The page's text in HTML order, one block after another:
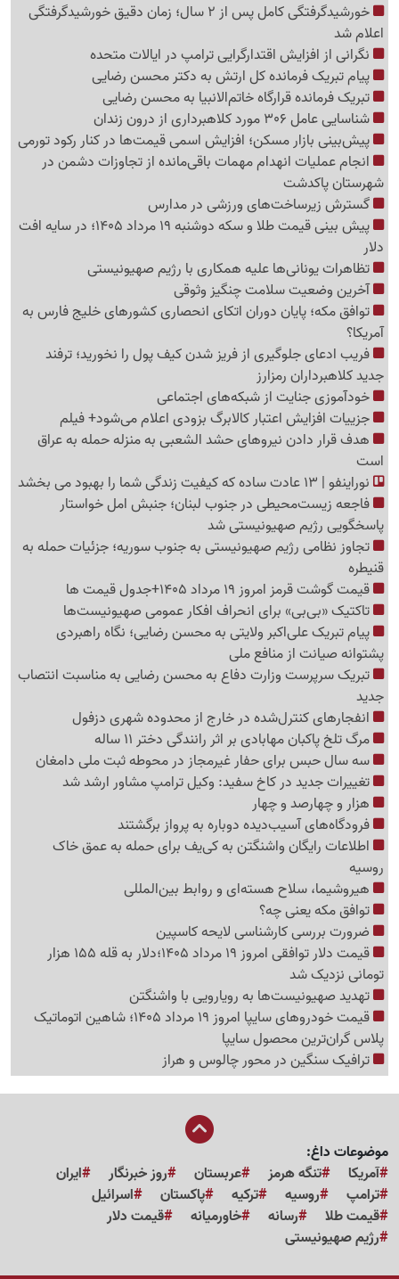
خورشیدگرفتگی کامل پس از 2 سال؛ زمان دقیق خورشیدگرفتگی
اعلام شد
نگرانی از افزایش اقتدارگرایی ترامپ در ایالات متحده
پیام تبریک فرمانده کل ارتش به دکتر محسن رضایی
تبریک فرمانده قرارگاه خاتم‌الانبیا به محسن رضایی
شناسایی عامل 306 مورد کلاهبرداری از درون زندان
پیش‌بینی بازار مسکن؛ افزایش اسمی قیمت‌ها در کنار رکود تورمی
انجام عملیات انهدام مهمات باقی‌مانده از تجاوزات دشمن در
شهرستان پاکدشت
گسترش زیرساخت‌های ورزشی در مدارس
پیش بینی قیمت طلا و سکه دوشنبه 19 مرداد 1405؛ در سایه افت
دلار
تظاهرات یونانی‌ها علیه همکاری با رژیم صهیونیستی
آخرین وضعیت سلامت چنگیز وثوقی
توافق مکه؛ پایان دوران اتکای انحصاری کشورهای خلیج فارس به
آمریکا؟
فریب ادعای جلوگیری از فریز شدن کیف پول را نخورید؛ ترفند
جدید کلاهبرداران رمزارز
خودآموزی جنایت از شبکه‌های اجتماعی
جزییات افزایش اعتبار کالابرگ بزودی اعلام می‌شود+ فیلم
هدف قرار دادن نیروهای حشد الشعبی به منزله حمله به عراق
است
نوراینفو | 13 عادت ساده که کیفیت زندگی شما را بهبود می بخشد
فاجعه زیست‌محیطی در جنوب لبنان؛ جنبش امل خواستار
پاسخگویی رژیم صهیونیستی شد
تجاوز نظامی رژیم صهیونیستی به جنوب سوریه؛ جزئیات حمله به
قنیطره
قیمت گوشت قرمز امروز 19 مرداد 1405+جدول قیمت ها
تاکتیک «بی‌بی» برای انحراف افکار عمومی صهیونیست‌ها
پیام تبریک علی‌اکبر ولایتی به محسن رضایی؛ نگاه راهبردی
پشتوانه صیانت از منافع ملی
تبریک سرپرست وزارت دفاع به محسن رضایی به مناسبت انتصاب
جدید
انفجارهای کنترل‌شده در خارج از محدوده شهری دزفول
مرگ تلخ پاکبان مهابادی بر اثر رانندگی دختر 11 ساله
سه سال حبس برای حفار غیرمجاز در محوطه ثبت ملی دامغان
تغییرات جدید در کاخ سفید: وکیل ترامپ مشاور ارشد شد
هزار و چهارصد و چهار
فرودگاه‌های آسیب‌دیده دوباره به پرواز برگشتند
اطلاعات رایگان واشنگتن به کی‌یف برای حمله به عمق خاک
روسیه
هیروشیما، سلاح هسته‌ای و روابط بین‌المللی
توافق مکه یعنی چه؟
ضرورت بررسی کارشناسی لایحه کاسپین
قیمت دلار توافقی امروز 19 مرداد 1405؛دلار به قله 155 هزار
تومانی نزدیک شد
تهدید صهیونیست‌ها به رویارویی با واشنگتن
قیمت خودروهای سایپا امروز 19 مرداد 1405؛ شاهین اتوماتیک
پلاس گران‌ترین محصول سایپا
ترافیک سنگین در محور چالوس و هراز
موضوعات داغ:
آمریکا
تنگه هرمز عربستان روز خبرنگار
ایران
ترامپ
روسیه ترکیه پاکستان
اسرائیل
قیمت طلا
رسانه خاورمیانه
قیمت دلار
رژیم صهیونیستی